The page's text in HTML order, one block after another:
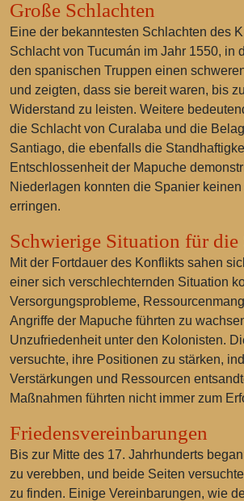
Große Schlachten
Eine der bekanntesten Schlachten des
Schlacht von Tucumán im Jahr 1550, in
den spanischen Truppen einen
und zeigten, dass sie bereit waren, bis
Widerstand zu leisten. Weitere
die Schlacht von Curalaba und die
Santiago, die ebenfalls die
Entschlossenheit der Mapuche
Niederlagen konnten die Spanier
erringen.
Schwierige Situation für die
Mit der Fortdauer des Konflikts sahen
einer sich verschlechternden Situation
Versorgungsprobleme,
Angriffe der Mapuche führten zu
Unzufriedenheit unter den Kolonisten.
versuchte, ihre Positionen zu stärken,
Verstärkungen und Ressourcen
Maßnahmen führten nicht immer zum
Friedensvereinbarungen
Bis zur Mitte des 17. Jahrhunderts
zu verebben, und beide Seiten
zu finden. Einige Vereinbarungen, wie